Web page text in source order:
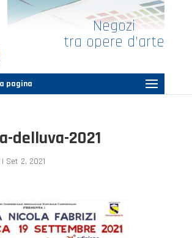
Negozi
tra opere d’arte
pagina
delluva-2021
| Set 2, 2021